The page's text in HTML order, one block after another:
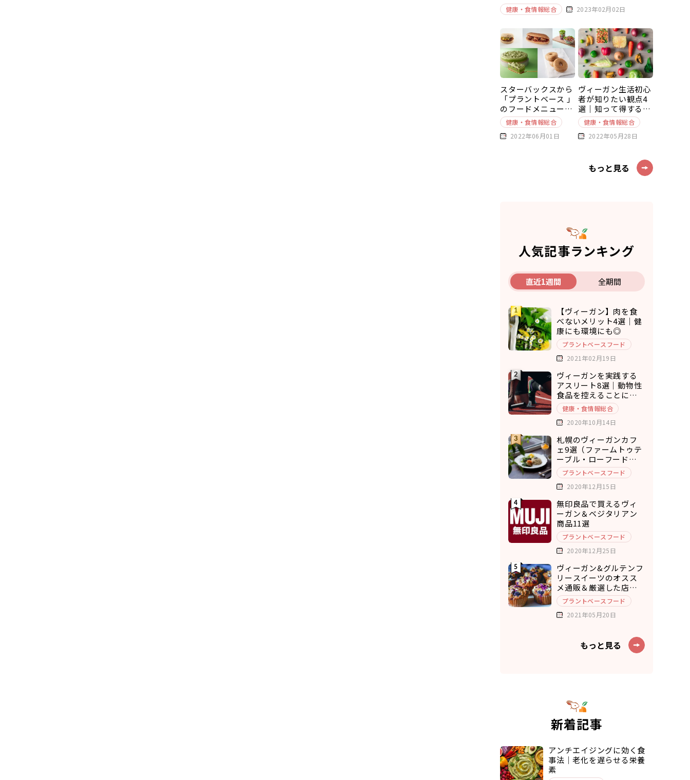
健康・食情報総合 2023年02月02日
スターバックスから
「プラントベース 」
のフードメニューが
新発売
健康・食情報総合
2022年06月01日
ヴィーガン生活初心
者が知りたい観点4
選｜知って得する豆
知識～基本編～
健康・食情報総合
2022年05月28日
もっと見る
人気記事ランキング
直近1週間 全期間
【ヴィーガン】肉を食
べないメリット4選｜健
康にも環境にも◎
プラントベースフード
2021年02月19日
ヴィーガンを実践する
アスリート8選｜動物性
食品を控えることにメ
リットを実感
健康・食情報総合
2020年10月14日
札幌のヴィーガンカフ
ェ9選（ファームトゥテ
ーブル・ローフードカ
フェ・チキュウ）
プラントベースフード
2020年12月15日
無印良品で買えるヴィ
ーガン＆ベジタリアン
商品11選
プラントベースフード
2020年12月25日
ヴィーガン&グルテンフ
リースイーツのオスス
メ通販＆厳選した店舗
10選
プラントベースフード
2021年05月20日
もっと見る
新着記事
アンチエイジングに効く食
事法｜老化を遅らせる栄養
素